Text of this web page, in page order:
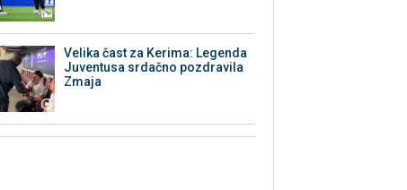
Velika čast za Kerima: Legenda
Juventusa srdačno pozdravila
Zmaja